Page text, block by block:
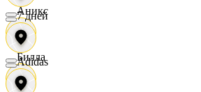
Аникс
Билла
7 дней
Adidas